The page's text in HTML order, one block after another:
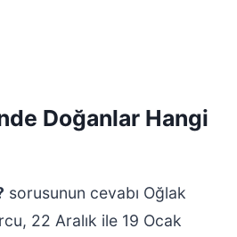
Doğanlar Hangi
sorusunun cevabı Oğlak
22 Aralık ile 19 Ocak